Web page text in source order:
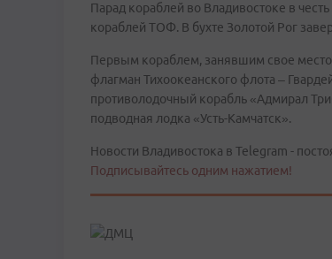
Парад кораблей во Владивостоке в
кораблей ТОФ. В бухте Золотой Рог
Первым кораблем, занявшим свое
флагман Тихоокеанского флота –
противолодочный корабль «Адмирал
подводная лодка «Усть-Камчатск».
Новости Владивостока в Telegram -
Подписывайтесь одним нажатием!